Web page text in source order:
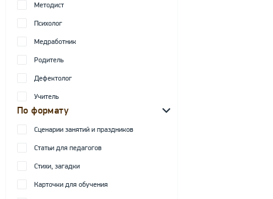
Методист
Психолог
Медработник
Родитель
Дефектолог
Учитель
По формату
Сценарии занятий и праздников
Статьи для педагогов
Стихи, загадки
Карточки для обучения